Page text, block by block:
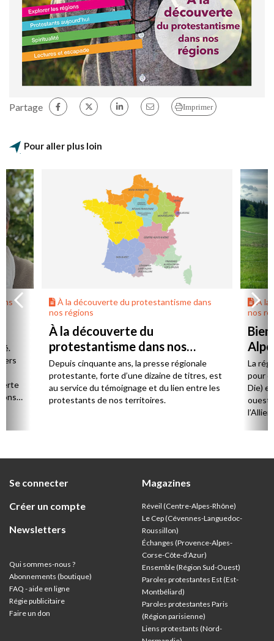
Partage Imprimer
Pour aller plus loin
À la découverte du protestantisme dans
nos régions
À la découverte du
protestantisme dans nos
régions
Depuis cinquante ans, la presse régionale
protestante, forte d’une dizaine de titres, est
au service du témoignage et du lien entre les
protestants de nos territoires.
À la
nos
La
pour
Die)
ouest,
Se connecter
Créer un compte
Newsletters
Qui sommes-nous ?
Abonnements (boutique)
FAQ - aide en ligne
Régie publicitaire
Faire un don
Magazines
Réveil (Centre-Alpes-Rhône)
Le Cep (Cévennes-Languedoc-
Roussillon)
Échanges (Provence-Alpes-
Corse-Côte-d’Azur)
Ensemble (Région Sud-Ouest)
Paroles protestantes Est (Est-
Montbéliard)
Paroles protestantes Paris
(Région parisienne)
Liens protestants (Nord-